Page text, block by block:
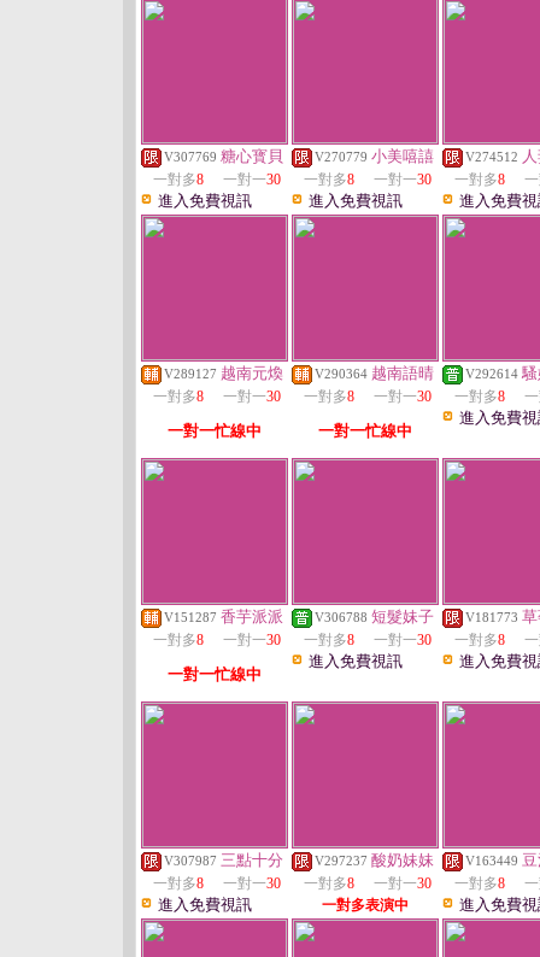
V307769 糖心寳貝
一對多8 一對一30
進入免費視訊
V270779 小美嘻譆
一對多8 一對一30
進入免費視訊
V274512
一對多8
進入免費
V289127 越南元煥
一對多8 一對一30
一對一忙線中
V290364 越南語晴
一對多8 一對一30
一對一忙線中
V292614
一對多8
進入免費
V151287 香芋派派
一對多8 一對一30
一對一忙線中
V306788 短髮妹子
一對多8 一對一30
進入免費視訊
V181773
一對多8
進入免費
V307987 三點十分
一對多8 一對一30
進入免費視訊
V297237 酸奶妹妹
一對多8 一對一30
一對多表演中
V163449
一對多8
進入免費